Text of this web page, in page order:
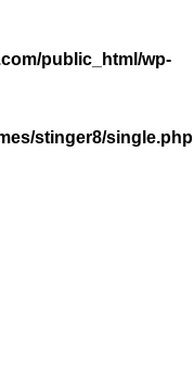
public_html/wp-
stinger8/single.php